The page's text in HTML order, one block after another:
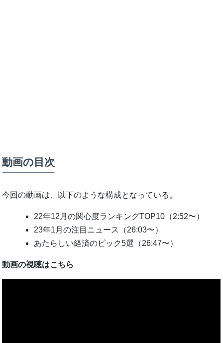
動画の目次
今回の動画は、以下のような構成となっている。
22年12月の関心度ランキングTOP10（2:52〜）
23年1月の注目ニュース（26:03〜）
あたらしい経済のピック5選（26:47〜）
動画の視聴はこちら